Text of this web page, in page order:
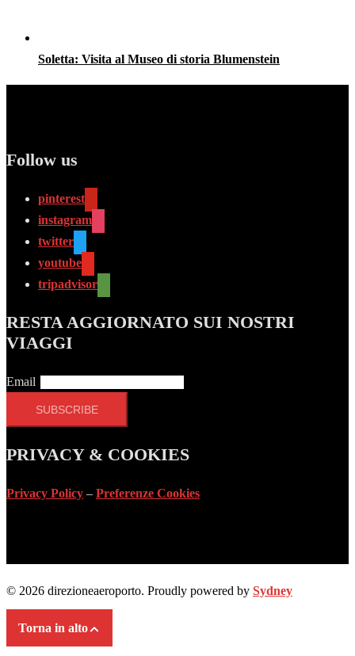
Soletta: Visita al Museo di storia Blumenstein
Follow us
pinterest
instagram
twitter
youtube
tripadvisor
RESTA AGGIORNATO SUI NOSTRI
VIAGGI
Email
PRIVACY & COOKIES
Privacy Policy – Preferenze Cookies
© 2026 direzioneaeroporto. Proudly powered by Sydney
Torna in alto